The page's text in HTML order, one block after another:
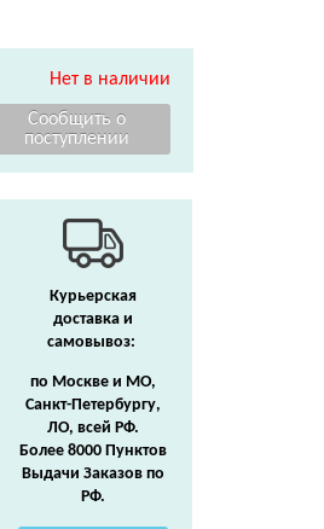
Нет в наличии
Курьерская
доставка и
самовывоз:
по Москве и МО,
Санкт-Петербургу,
ЛО, всей РФ.
Более 8000 Пунктов
Выдачи Заказов по
РФ.